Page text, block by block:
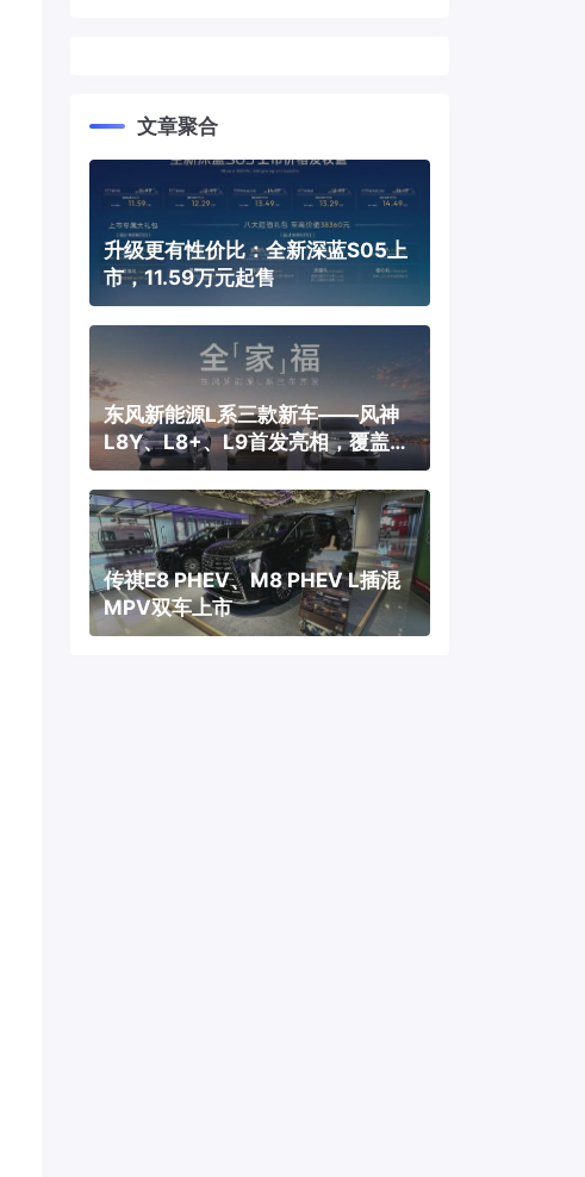
文章聚合
升级更有性价比：全新深蓝S05上
市，11.59万元起售
东风新能源L系三款新车——风神
L8Y、L8+、L9首发亮相，覆盖纯
电、插混、增程三种动力
传祺E8 PHEV、M8 PHEV L插混
MPV双车上市